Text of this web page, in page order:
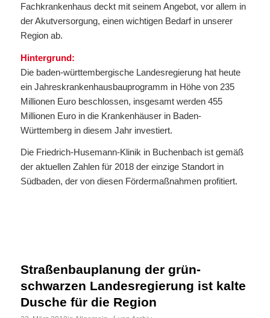
Fachkrankenhaus deckt mit seinem Angebot, vor allem in
der Akutversorgung, einen wichtigen Bedarf in unserer
Region ab.
Hintergrund:
Die baden-württembergische Landesregierung hat heute
ein Jahreskrankenhausbauprogramm in Höhe von 235
Millionen Euro beschlossen, insgesamt werden 455
Millionen Euro in die Krankenhäuser in Baden-
Württemberg in diesem Jahr investiert.
Die Friedrich-Husemann-Klinik in Buchenbach ist gemäß
der aktuellen Zahlen für 2018 der einzige Standort in
Südbaden, der von diesen Fördermaßnahmen profitiert.
Straßenbauplanung der grün-
schwarzen Landesregierung ist kalte
Dusche für die Region